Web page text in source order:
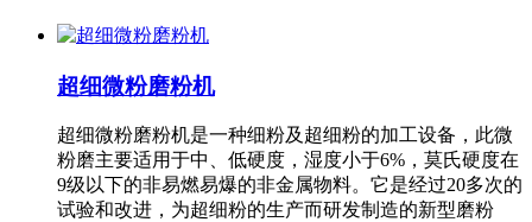
超细微粉磨粉机
超细微粉磨粉机是一种细粉及超细粉的加工设备，此微
粉磨主要适用于中、低硬度，湿度小于6%，莫氏硬度在
9级以下的非易燃易爆的非金属物料。它是经过20多次的
试验和改进，为超细粉的生产而研发制造的新型磨粉